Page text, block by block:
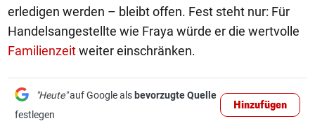
erledigen werden – bleibt offen. Fest steht nur: Für
Handelsangestellte wie Fraya würde er die wertvolle
Familienzeitweiter einschränken.
"Heute"auf Google als bevorzugte Quelle
festlegen
Hinzufügen